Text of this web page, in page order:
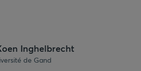
Inghelbrecht
de Gand